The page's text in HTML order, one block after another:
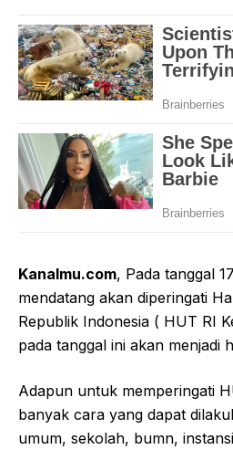
Kanalmu.com, Pada tanggal
mendatang akan diperingati
Republik Indonesia ( HUT RI
pada tanggal ini akan menjadi
Adapun untuk memperingati
banyak cara yang dapat
umum, sekolah, bumn,